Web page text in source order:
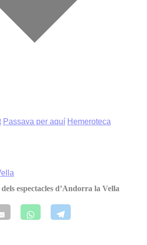
Passava per aquí Hemeroteca
espectacles d’Andorra la Vella